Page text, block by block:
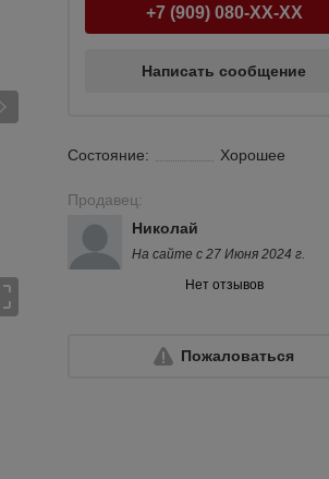
+7 (909) 080-XX-XX
Написать сообщение
Состояние: Хорошее
Продавец:
Николай
На сайте с 27 Июня 2024 г.
Нет отзывов
Пожаловаться